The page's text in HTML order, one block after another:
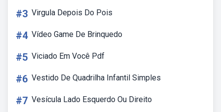
#3 Virgula Depois Do Pois
#4 Vídeo Game De Brinquedo
#5 Viciado Em Você Pdf
#6 Vestido De Quadrilha Infantil Simples
#7 Vesícula Lado Esquerdo Ou Direito